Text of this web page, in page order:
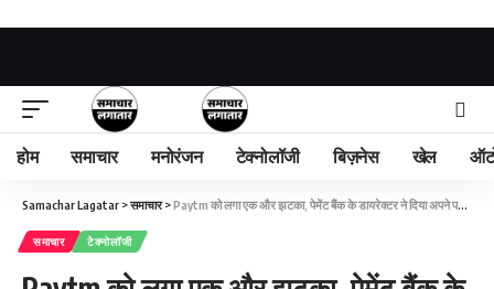
होम समाचार मनोरंजन टेक्नोलॉजी बिज़नेस खेल
Samachar Lagatar >समाचार>Paytm को लगा एक और झटका, पेमेंट बैंक के डायरेक्टर ने दिया अपने पद से इस्तीफ़ा
समाचार टेक्नोलॉजी